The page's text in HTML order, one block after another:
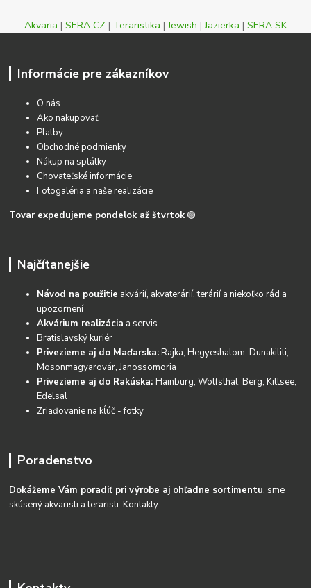
Akvaria | SERA CZ | Teraristika |Jewish |Jazierka | SERA SK
Informácie pre zákazníkov
O nás
Ako nakupovať
Platby
Obchodné podmienky
Nákup na splátky
Chovateľské informácie
Fotogaléria a naše realizácie
Tovar expedujeme pondelok až štvrtok 🟢
Najčítanejšie
Návod na použitie akvárií, akvaterárií, terárií a niekoľko rád a
upozornení
Akvárium realizácia a servis
Bratislavský kuriér
Privezieme aj do Maďarska:Rajka, Hegyeshalom, Dunakiliti,
Mosonmagyarovár, Janossomoria
Privezieme aj do Rakúska:Hainburg, Wolfsthal, Berg, Kittsee,
Edelsal
Zriaďovanie na kĺúč - fotky
Poradenstvo
Dokážeme Vám poradiť pri výrobe aj ohľadne sortimentu, sme
skúsený akvaristi a teraristi.Kontakty